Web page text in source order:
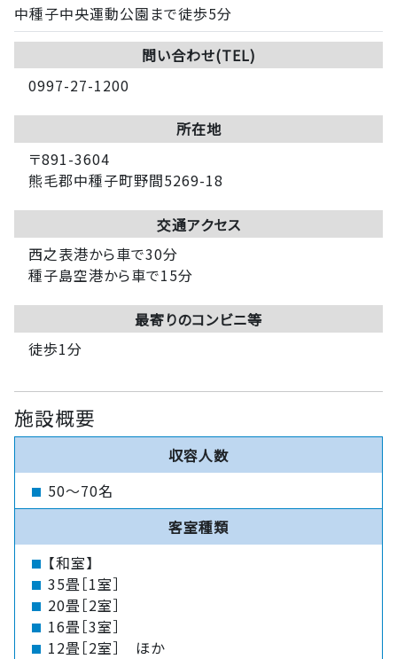
中種子中央運動公園まで徒歩5分
問い合わせ(TEL)
0997-27-1200
所在地
〒891-3604
熊毛郡中種子町野間5269-18
交通アクセス
西之表港から車で30分
種子島空港から車で15分
最寄りのコンビニ等
徒歩1分
施設概要
収容人数
50～70名
客室種類
【和室】
35畳［1室］
20畳［2室］
16畳［3室］
12畳［2室］ ほか